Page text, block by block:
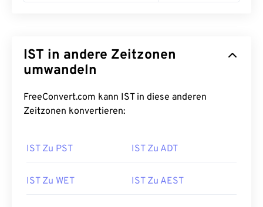
IST in andere Zeitzonen
umwandeln
FreeConvert.com kann IST in diese anderen
Zeitzonen konvertieren:
IST Zu PST IST Zu ADT
IST Zu WET IST Zu AEST